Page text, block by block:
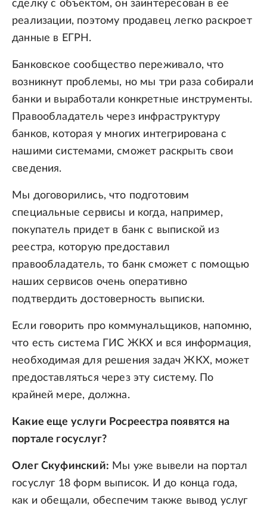
сделку с объектом, он заинтересован в ее
реализации, поэтому продавец легко раскроет
данные в ЕГРН.
Банковское сообщество переживало, что
возникнут проблемы, но мы три раза собирали
банки и выработали конкретные инструменты.
Правообладатель через инфраструктуру
банков, которая у многих интегрирована с
нашими системами, сможет раскрыть свои
сведения.
Мы договорились, что подготовим
специальные сервисы и когда, например,
покупатель придет в банк с выпиской из
реестра, которую предоставил
правообладатель, то банк сможет с помощью
наших сервисов очень оперативно
подтвердить достоверность выписки.
Если говорить про коммунальщиков, напомню,
что есть система ГИС ЖКХ и вся информация,
необходимая для решения задач ЖКХ, может
предоставляться через эту систему. По
крайней мере, должна.
Какие еще услуги Росреестра появятся на
портале госуслуг?
Олег Скуфинский: Мы уже вывели на портал
госуслуг 18 форм выписок. И до конца года,
как и обещали, обеспечим также вывод услуг